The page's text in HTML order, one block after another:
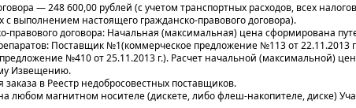
— 248 600,00 рублей (с учетом транспортных расходов, всех
выполнением настоящего гражданско-правового договора).
договора: Начальная (максимальная) цена сформирована
Поставщик №1(коммерческое предложение №113 от 22.11.2013
№410 от 25.11.2013 г.). Расчет начальной (максимальной)
Извещению.
в Реестр недобросовестных поставщиков.
любом магнитном носителе (дискете, либо флеш-накопителе, диске)